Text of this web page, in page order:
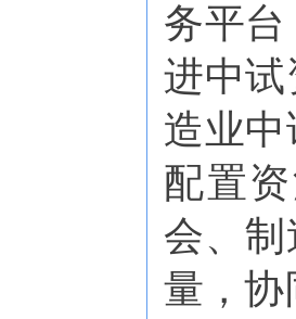
务平
进中
造业
配置
会、
量，协